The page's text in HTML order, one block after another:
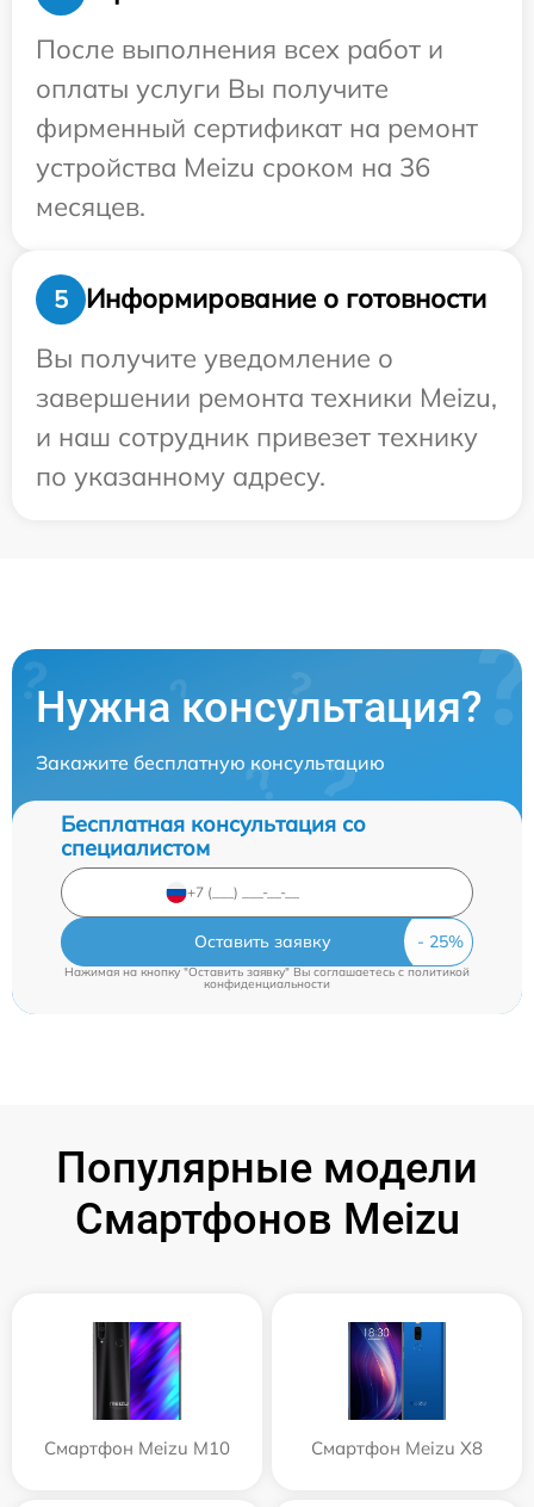
После выполнения всех работ и
оплаты услуги Вы получите
фирменный сертификат на ремонт
устройства Meizu сроком на 36
месяцев.
5
Информирование о готовности
Вы получите уведомление о
завершении ремонта техники Meizu,
и наш сотрудник привезет технику
по указанному адресу.
Нужна консультация?
Закажите бесплатную консультацию
Бесплатная консультация со
специалистом
Оставить заявку
Нажимая на кнопку "Оставить заявку" Вы соглашаетесь cполитикой
конфиденциальности
Популярные модели
Смартфонов Meizu
Смартфон Meizu M10 Смартфон Meizu X8